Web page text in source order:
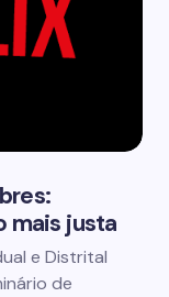
mais justa
e Distrital
de